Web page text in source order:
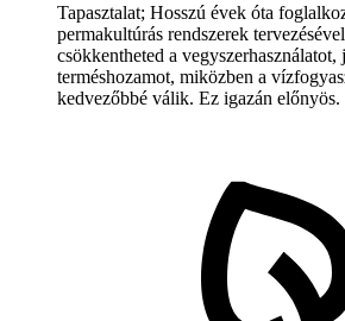
Tapasztalat; Hosszú évek óta
permakultúrás rendszerek
csökkentheted a vegyszerhasználatot,
terméshozamot, miközben a
kedvezőbbé válik. Ez igazán előnyös.